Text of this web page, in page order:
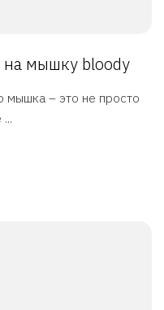
на мышку bloody
мышка – это не просто